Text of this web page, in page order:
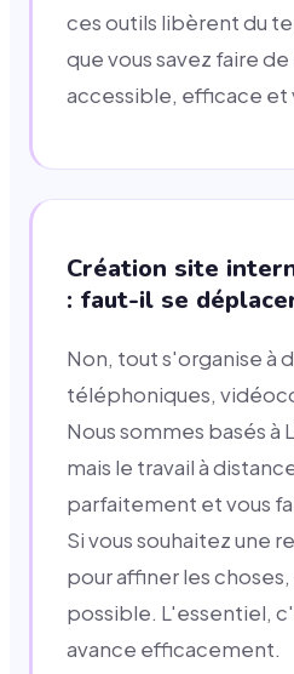
ces outils libèrent du
que vous savez faire
accessible, efficace et
Création site
: faut-il se
Non, tout s'organise à
téléphoniques,
Nous sommes basés à
mais le travail à
parfaitement et vous
Si vous souhaitez une
pour affiner les
possible. L'essentiel,
avance efficacement.